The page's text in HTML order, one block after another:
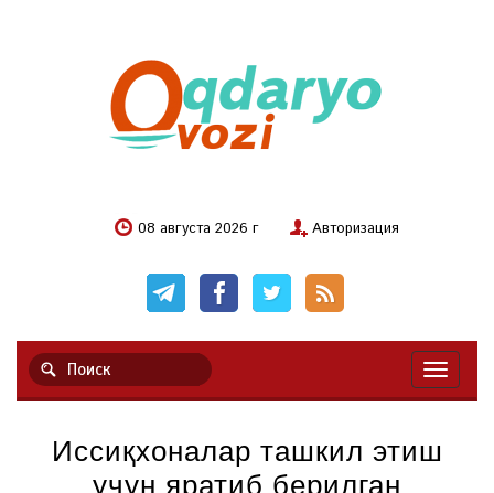
08 августа 2026 г Авторизация
Иссиқхоналар ташкил этиш
учун яратиб берилган